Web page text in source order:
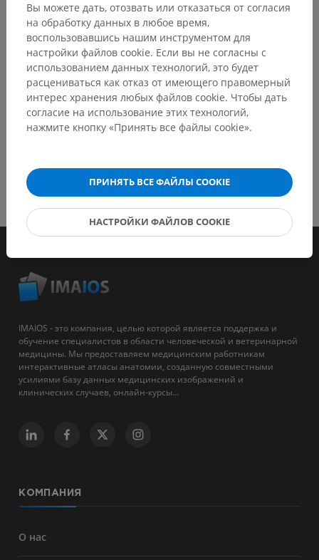
Сообщить об ошибке
IMAIOS - это компания, целью которой является поддержка и
обучение специалистов в области человеческой и ветеринарной
медицины. Мы предоставляем медицинским работникам
интерактивные атласы анатомии, созданную совместными
усилиями базу данных медицинских изображений и
клинических случаев, онлайн-курсы...
КОМПАНИЯ
О нас
Вы можете дать, отозвать или отказаться от согласия
на обработку данных в любое время,
воспользовавшись нашим инструментом для
настройки файлов cookie. Если вы не согласны с
использованием данных технологий, это будет
расцениваться как отказ от имеющего правомерный
интерес хранения любых файлов cookie. Чтобы дать
согласие на использование этих технологий,
нажмите кнопку «Принять все файлы cookie».
ПРИНЯТЬ ВСЕ ФАЙЛЫ COOKIE
НАСТРОЙКИ ФАЙЛОВ COOKIE